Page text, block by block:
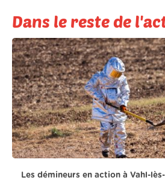
Dans le reste de
Les démineurs en action à Vahl-